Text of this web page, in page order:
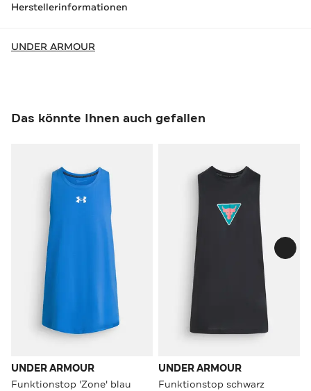
Herstellerinformationen
UNDER ARMOUR
Das könnte Ihnen auch gefallen
UNDER ARMOUR
Funktionstop 'Zone' blau
UNDER ARMOUR
Funktionstop schwarz